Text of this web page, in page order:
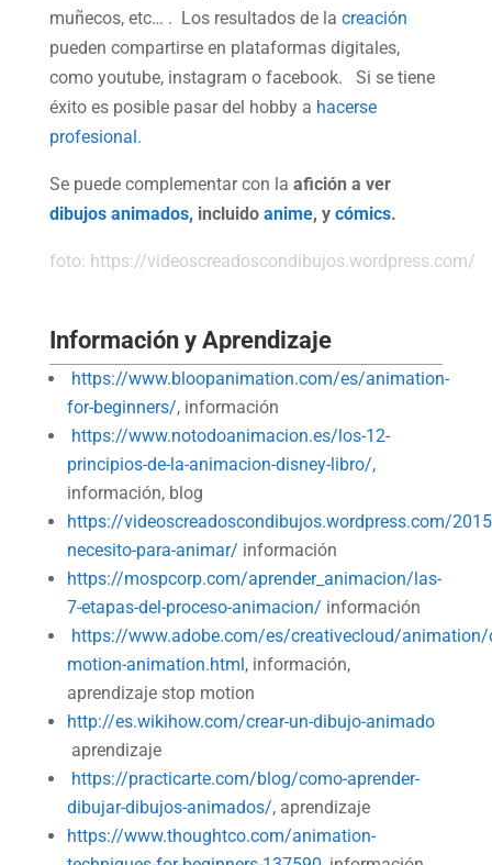
muñecos, etc… . Los resultados de la creación
pueden compartirse en plataformas digitales,
como youtube, instagram o facebook. Si se tiene
éxito es posible pasar del hobby a hacerse
profesional.
Se puede complementar con la afición a ver
dibujos animados, incluido anime, y cómics.
foto: https://videoscreadoscondibujos.wordpress.com/
Información y Aprendizaje
https://www.bloopanimation.com/es/animation-
for-beginners/, información
https://www.notodoanimacion.es/los-12-
principios-de-la-animacion-disney-libro/,
información, blog
https://videoscreadoscondibujos.wordpress.com/
necesito-para-animar/ información
https://mospcorp.com/aprender_animacion/las-
7-etapas-del-proceso-animacion/ información
https://www.adobe.com/es/creativecloud/
motion-animation.html, información,
aprendizaje stop motion
http://es.wikihow.com/crear-un-dibujo-animado
aprendizaje
https://practicarte.com/blog/como-aprender-
dibujar-dibujos-animados/, aprendizaje
https://www.thoughtco.com/animation-